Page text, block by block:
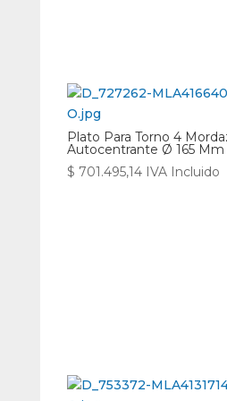
Plato Para Torno 4
Autocentrante Ø 165 Mm
$ 701.495,14 IVA Incluido